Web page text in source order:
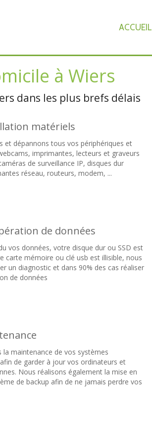
ACCUEIL
à Wiers
dans les plus brefs délais
matériels
et dépannons tous vos périphériques et
imprimantes, lecteurs et graveurs
de surveillance IP, disques dur
réseau, routeurs, modem, ...
de données
vos données, votre disque dur ou SSD est
carte mémoire ou clé usb est illisible, nous
un diagnostic et dans 90% des cas réaliser
de données
la maintenance de vos systèmes
de garder à jour vos ordinateurs et
Nous réalisons également la mise en
de backup afin de ne jamais perdre vos